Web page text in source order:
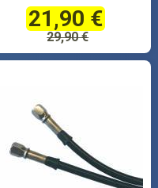
21,90 €
29,90 €